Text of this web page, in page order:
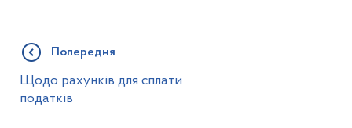
Попередня
Щодо рахунків для сплати
податків